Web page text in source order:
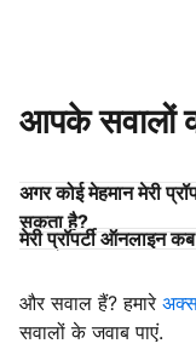
आपके सवालों
अगर कोई मेहमान मेरी
सकता है?
मेरी प्रॉपर्टी ऑनलाइन कब
और सवाल हैं? हमारे
सवालों के जवाब पाएं.